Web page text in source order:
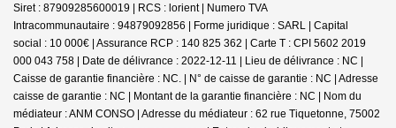
Siret : 87909285600019 | RCS : lorient | Numero TVA
Intracommunautaire : 94879092856 | Forme juridique : SARL | Capital
social : 10 000€ | Assurance RCP : 140 825 362 | Carte T : CPI 5602 2019
000 043 758 | Date de délivrance : 2022-12-11 | Lieu de délivrance : NC |
Caisse de garantie financière : NC. | N° de caisse de garantie : NC | Adresse
caisse de garantie : NC | Montant de la garantie financière : NC | Nom du
médiateur : ANM CONSO | Adresse du médiateur : 62 rue Tiquetonne, 75002